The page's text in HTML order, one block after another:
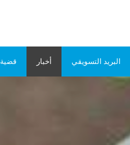
البريد التسويقي أخبار قضية